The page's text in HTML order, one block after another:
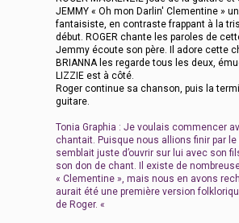
JEMMY « Oh mon Darlin' Clementine »
fantaisiste, en contraste frappant à la
début. ROGER chante les paroles de
Jemmy écoute son père. Il adore cette
BRIANNA les regarde tous les deux,
LIZZIE est à côté.
Roger continue sa chanson, puis la
guitare.
Tonia Graphia : Je voulais commencer
chantait. Puisque nous allions finir par le
semblait juste d’ouvrir sur lui avec son
son don de chant. Il existe de
« Clementine », mais nous en avons
aurait été une première version
de Roger. «